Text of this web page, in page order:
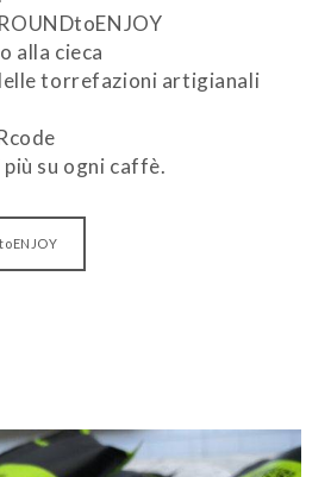
alla cieca
torrefazioni artigianali
su ogni caffè.